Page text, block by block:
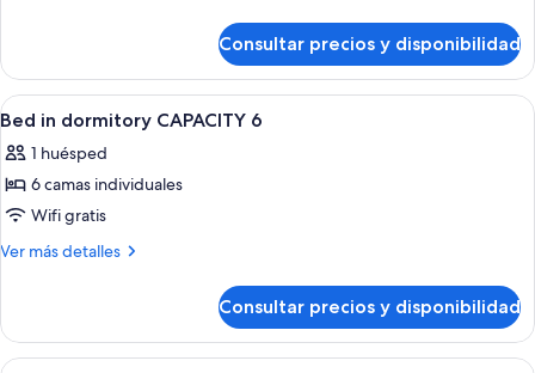
CAPACITY
4
in
dormitory
CAPACITY
Consultar precios y disponibilidad
Abrir
todas
las
fotos
de
Bed
CAPACITY
6
Cortinas opacas, tabla de planchar
3
Bed in dormitory CAPACITY 6
1 huésped
6 camas individuales
Wifi gratis
Ver más detalles
Más
in
dormitory
Consultar precios y disponibilidad